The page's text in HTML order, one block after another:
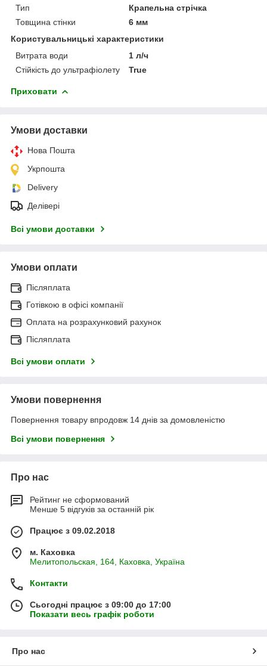
Тип
Крапельна стрічка
Товщина стінки
6 мм
Користувальницькі характеристики
Витрата води
1 л/ч
Стійкість до ультрафіолету
True
Приховати
Умови доставки
Нова Пошта
Укрпошта
Delivery
Делівері
Всі умови доставки
Умови оплати
Післяплата
Готівкою в офісі компанії
Оплата на розрахунковий рахунок
Післяплата
Всі умови оплати
Умови повернення
Повернення товару впродовж 14 днів за домовленістю
Всі умови повернення
Про нас
Рейтинг не сформований
Менше 5 відгуків за останній рік
Працює з 09.02.2018
м. Каховка
Мелитопольская, 164, Каховка, Україна
Контакти
Сьогодні працює з 09:00 до 17:00
Показати весь графік роботи
Про нас